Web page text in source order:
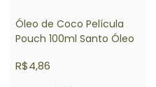
Óleo de Coco Película
Pouch 100ml Santo Óleo
R$4,86